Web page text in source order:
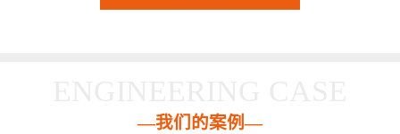
—我们的案例—